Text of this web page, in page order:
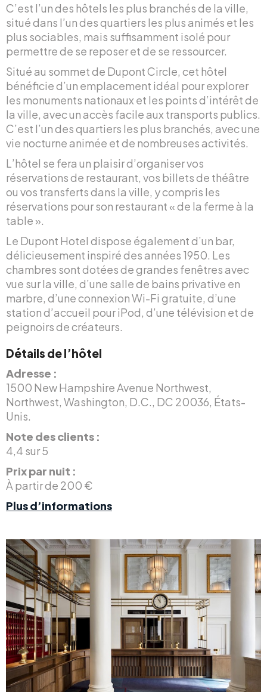
C’est l’un des hôtels les plus branchés de la ville,
situé dans l’un des quartiers les plus animés et les
plus sociables, mais suffisamment isolé pour
permettre de se reposer et de se ressourcer.
Situé au sommet de Dupont Circle, cet hôtel
bénéficie d’un emplacement idéal pour explorer
les monuments nationaux et les points d’intérêt de
la ville, avec un accès facile aux transports publics.
C’est l’un des quartiers les plus branchés, avec une
vie nocturne animée et de nombreuses activités.
L’hôtel se fera un plaisir d’organiser vos
réservations de restaurant, vos billets de théâtre
ou vos transferts dans la ville, y compris les
réservations pour son restaurant « de la ferme à la
table ».
Le Dupont Hotel dispose également d’un bar,
délicieusement inspiré des années 1950. Les
chambres sont dotées de grandes fenêtres avec
vue sur la ville, d’une salle de bains privative en
marbre, d’une connexion Wi-Fi gratuite, d’une
station d’accueil pour iPod, d’une télévision et de
peignoirs de créateurs.
Détails de l’hôtel
Adresse :
1500 New Hampshire Avenue Northwest,
Northwest, Washington, D.C., DC 20036, États-
Unis.
Note des clients :
4,4 sur 5
Prix par nuit :
À partir de 200 €
Plus d’informations